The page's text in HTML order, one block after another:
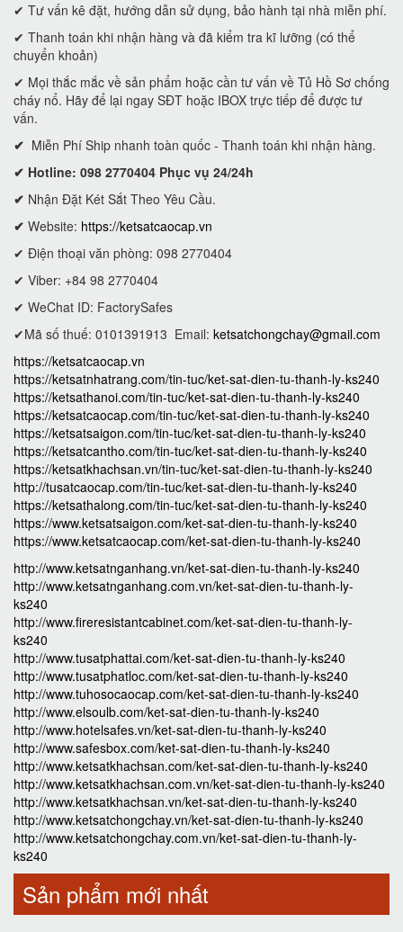
✔ Tư vấn kê đặt, hướng dẫn sử dụng, bảo hành tại nhà miễn phí.
✔ Thanh toán khi nhận hàng và đã kiểm tra kĩ lưỡng (có thể
chuyển khoản)
✔ Mọi thắc mắc về sản phẩm hoặc cần tư vấn về Tủ Hồ Sơ chống
cháy nổ. Hãy để lại ngay SĐT hoặc IBOX trực tiếp để được tư
vấn.
✔ Miễn Phí Ship nhanh toàn quốc - Thanh toán khi nhận hàng.
✔ Hotline: 098 2770404 Phục vụ 24/24h
✔ Nhận Đặt Két Sắt Theo Yêu Cầu.
✔ Website: https://ketsatcaocap.vn
✔ Điện thoại văn phòng: 098 2770404
✔ Viber: +84 98 2770404
✔ WeChat ID: FactorySafes
✔Mã số thuế: 0101391913 Email: ketsatchongchay@gmail.com
https://ketsatcaocap.vn
https://ketsatnhatrang.com/tin-tuc/ket-sat-dien-tu-thanh-ly-ks240
https://ketsathanoi.com/tin-tuc/ket-sat-dien-tu-thanh-ly-ks240
https://ketsatcaocap.com/tin-tuc/ket-sat-dien-tu-thanh-ly-ks240
https://ketsatsaigon.com/tin-tuc/ket-sat-dien-tu-thanh-ly-ks240
https://ketsatcantho.com/tin-tuc/ket-sat-dien-tu-thanh-ly-ks240
https://ketsatkhachsan.vn/tin-tuc/ket-sat-dien-tu-thanh-ly-ks240
http://tusatcaocap.com/tin-tuc/ket-sat-dien-tu-thanh-ly-ks240
https://ketsathalong.com/tin-tuc/ket-sat-dien-tu-thanh-ly-ks240
https://www.ketsatsaigon.com/ket-sat-dien-tu-thanh-ly-ks240
https://www.ketsatcaocap.com/ket-sat-dien-tu-thanh-ly-ks240
http://www.ketsatnganhang.vn/ket-sat-dien-tu-thanh-ly-ks240
http://www.ketsatnganhang.com.vn/ket-sat-dien-tu-thanh-ly-
ks240
http://www.fireresistantcabinet.com/ket-sat-dien-tu-thanh-ly-
ks240
http://www.tusatphattai.com/ket-sat-dien-tu-thanh-ly-ks240
http://www.tusatphatloc.com/ket-sat-dien-tu-thanh-ly-ks240
http://www.tuhosocaocap.com/ket-sat-dien-tu-thanh-ly-ks240
http://www.elsoulb.com/ket-sat-dien-tu-thanh-ly-ks240
http://www.hotelsafes.vn/ket-sat-dien-tu-thanh-ly-ks240
http://www.safesbox.com/ket-sat-dien-tu-thanh-ly-ks240
http://www.ketsatkhachsan.com/ket-sat-dien-tu-thanh-ly-ks240
http://www.ketsatkhachsan.com.vn/ket-sat-dien-tu-thanh-ly-ks240
http://www.ketsatkhachsan.vn/ket-sat-dien-tu-thanh-ly-ks240
http://www.ketsatchongchay.vn/ket-sat-dien-tu-thanh-ly-ks240
http://www.ketsatchongchay.com.vn/ket-sat-dien-tu-thanh-ly-
ks240
Sản phẩm mới nhất